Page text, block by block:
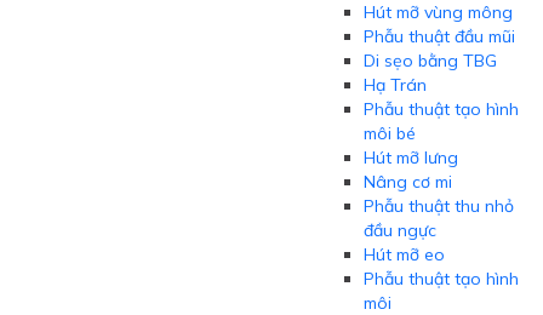
Hút mỡ vùng mông
Phẫu thuật đầu mũi
Di sẹo bằng TBG
Hạ Trán
Phẫu thuật tạo hình
môi bé
Hút mỡ lưng
Nâng cơ mi
Phẫu thuật thu nhỏ
đầu ngực
Hút mỡ eo
Phẫu thuật tạo hình
môi